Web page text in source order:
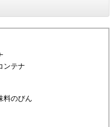
ンテナ
料のびん